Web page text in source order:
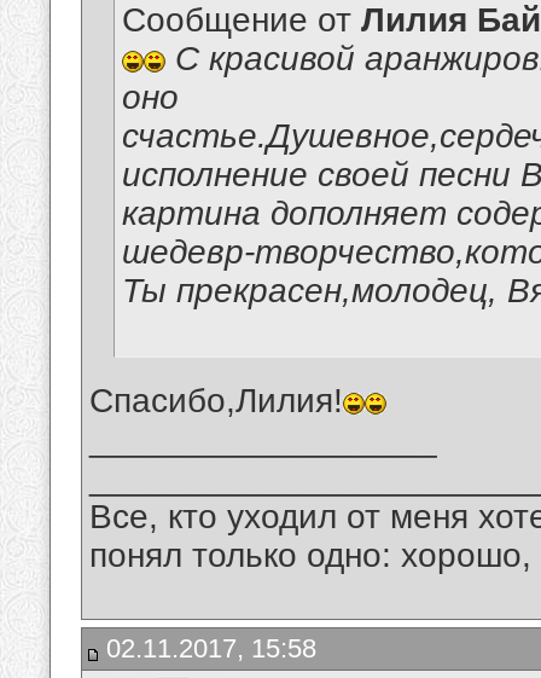
Сообщение от Лилия
С красивой
оно
исполнение своей
картина дополняет
шедевр-
Ты прекрасен,молодец,
Спасибо,Лилия!
Все, кто уходил от меня
понял только одно:
02.11.2017, 15:58